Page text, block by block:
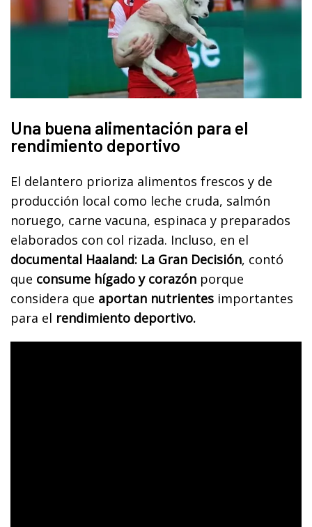
Una buena alimentación para el
rendimiento deportivo
El delantero prioriza alimentos frescos y de
producción local como leche cruda, salmón
noruego, carne vacuna, espinaca y preparados
elaborados con col rizada. Incluso, en el
documental Haaland: La Gran Decisión, contó
que consume hígado y corazón porque
considera que aportan nutrientes importantes
para el rendimiento deportivo.